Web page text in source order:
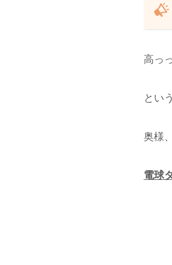
高っっ
とい
奥様
電球